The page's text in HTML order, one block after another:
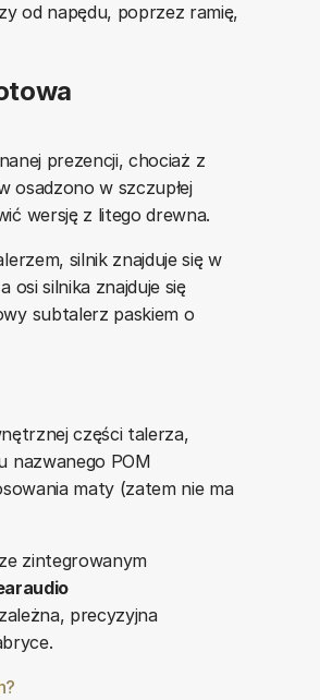
od napędu, poprzez ramię,
prezencji, chociaż z
osadzono w szczupłej
wersję z litego drewna.
silnik znajduje się w
osi silnika znajduje się
subtalerz paskiem o
części talerza,
nazwanego POM
maty (zatem nie ma
zintegrowanym
precyzyjna